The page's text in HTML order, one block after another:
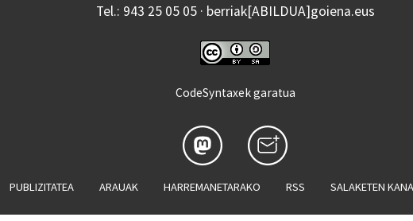
Tel.: 943 25 05 05 · berriak[ABILDUA]goiena.eus
CodeSyntaxek garatua
PUBLIZITATEA ARAUAK HARREMANETARAKO RSS SALAKETEN